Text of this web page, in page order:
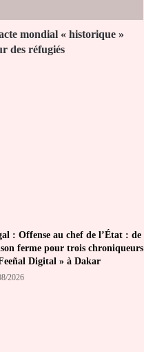
mondial « historique »
des réfugiés
: Offense au chef de l’État : de
ferme pour trois chroniqueurs
Digital » à Dakar
2026